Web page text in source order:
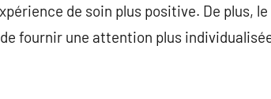
de soin plus positive. De plus,
fournir une attention plus